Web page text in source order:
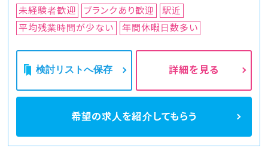
未経験者歓迎 ブランクあり歓迎
駅近
平均残業時間が少ない
年間休暇日数多い
検討リストへ保存 詳細を見る
希望の求人を紹介してもらう